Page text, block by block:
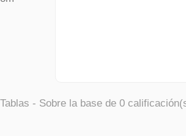
Tablas - Sobre la base de 0